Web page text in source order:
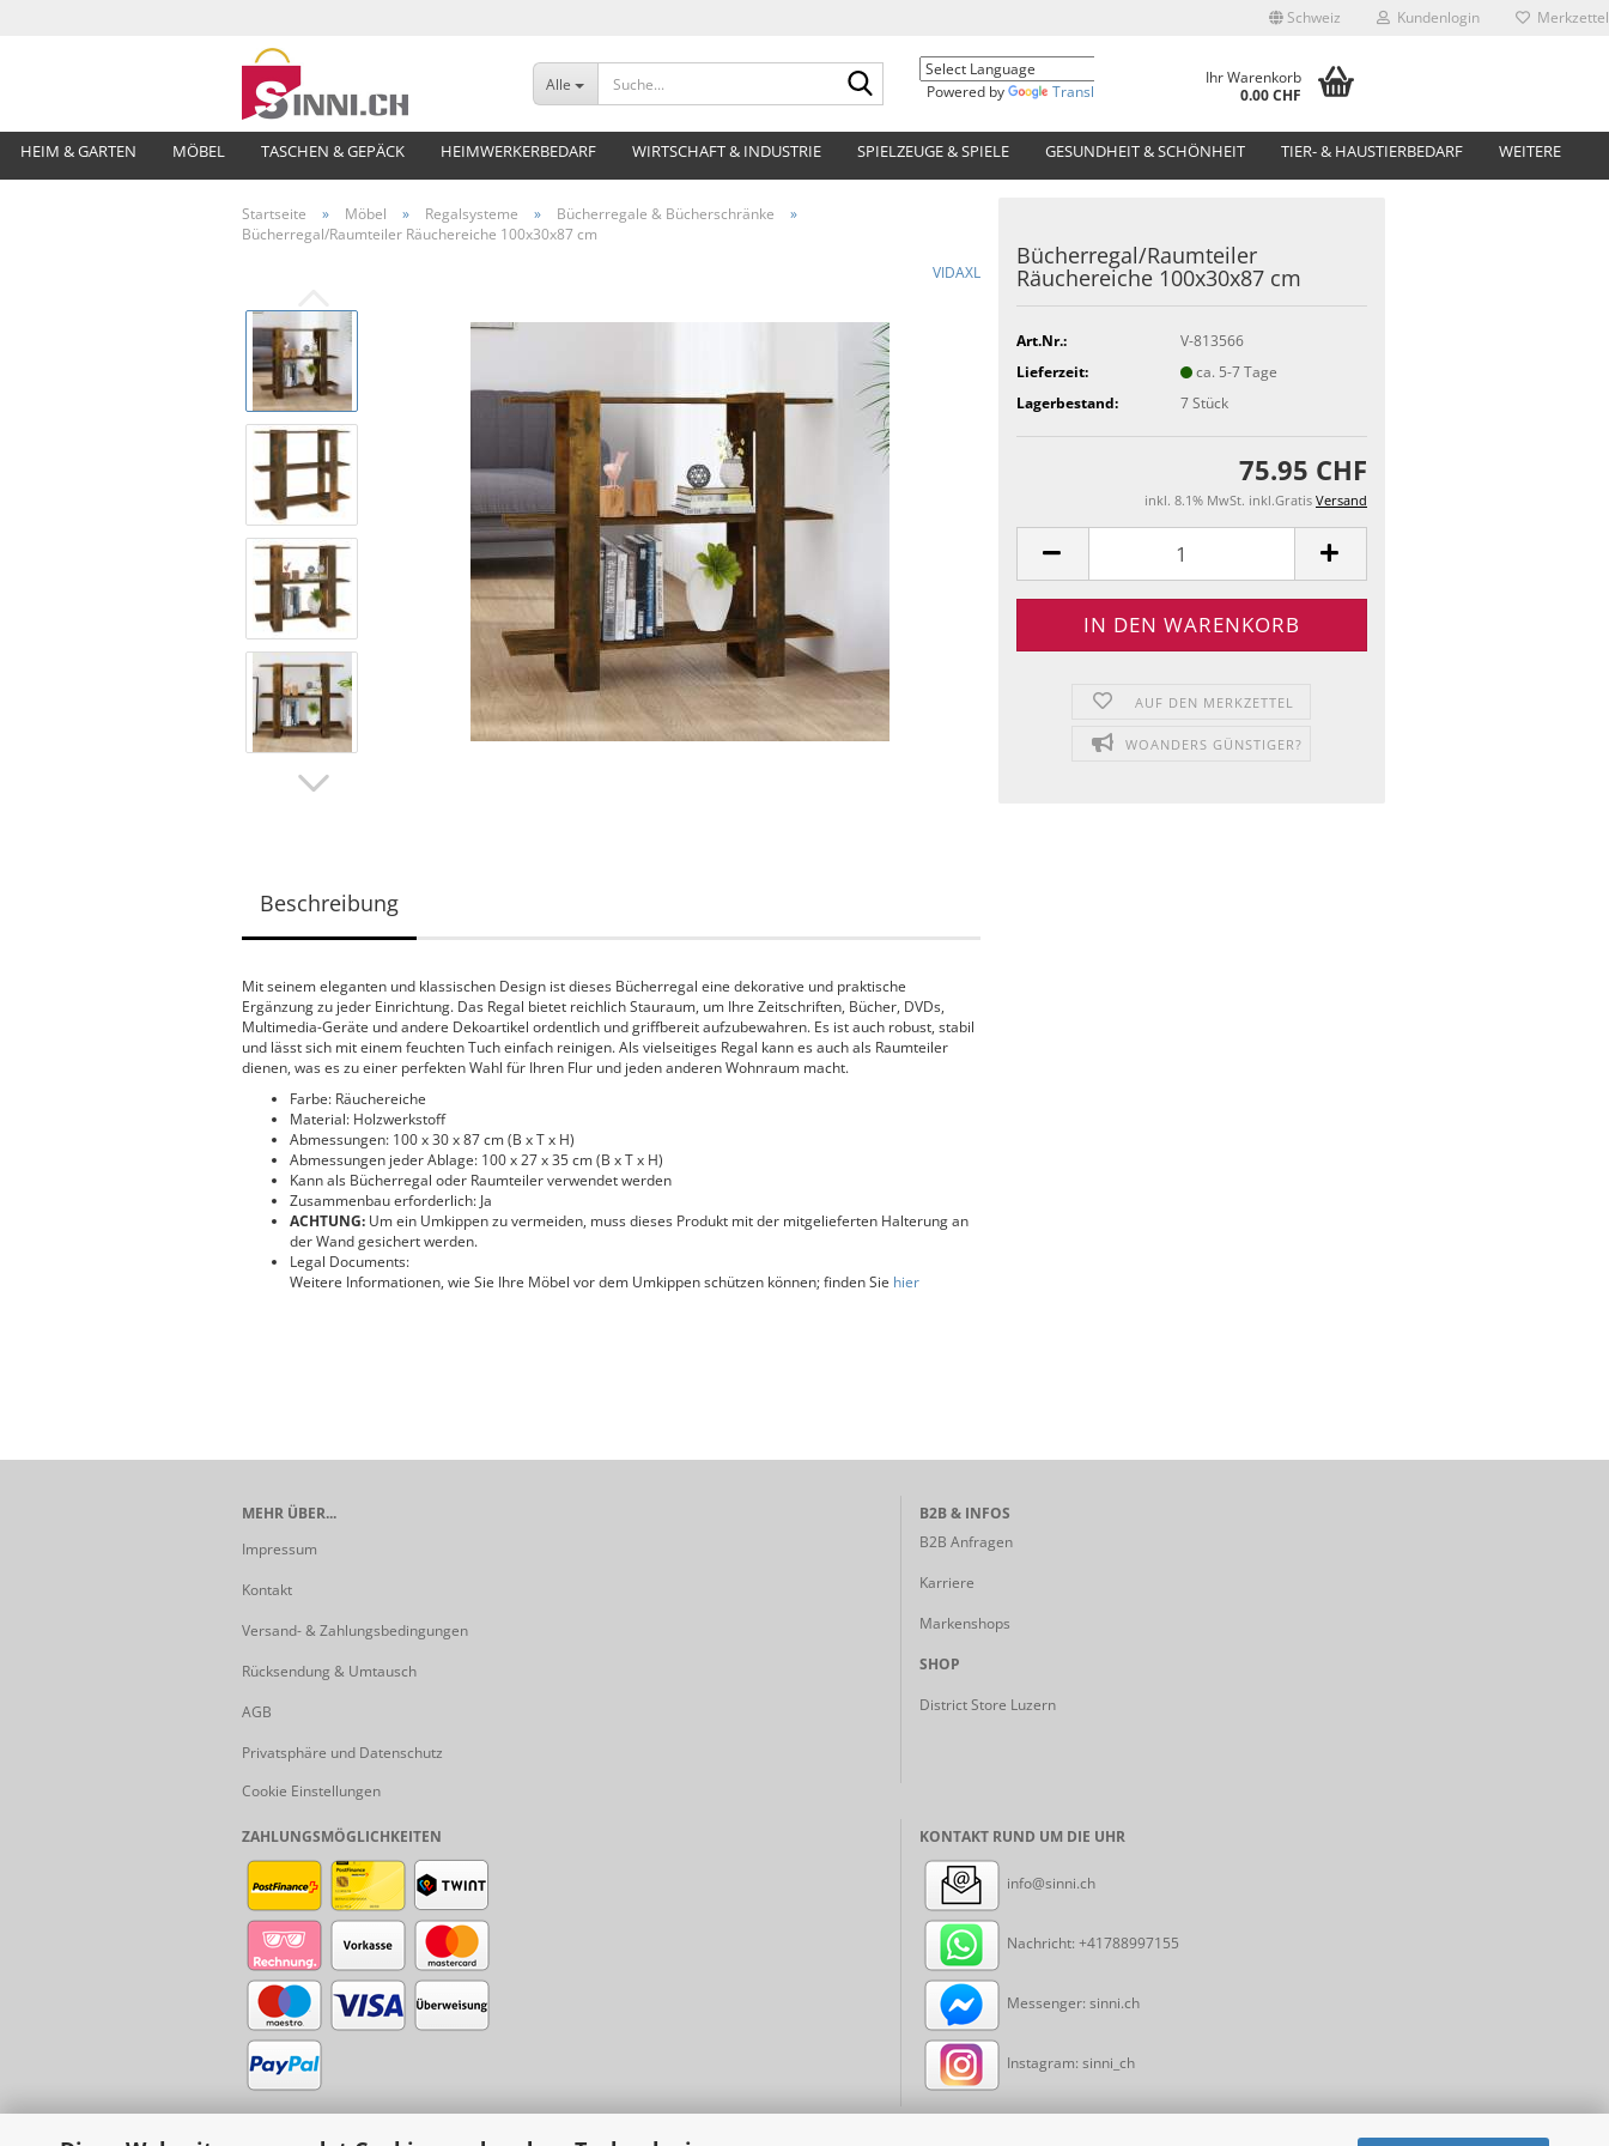
Schweiz Kundenlogin Merkzettel
Alle
Suche...
Powered by
Translate
Ihr Warenkorb
0.00 CHF
HEIM & GARTEN MÖBEL TASCHEN & GEPÄCK HEIMWERKERBEDARF WIRTSCHAFT & INDUSTRIE SPIELZEUGE & SPIELE GESUNDHEIT & SCHÖNHEIT TIER- & HAUSTIERBEDARF WEITERE
Startseite » Möbel » Regalsysteme » Bücherregale & Bücherschränke
»
Bücherregal/Raumteiler Räuchereiche 100x30x87 cm
VIDAXL
Bücherregal/Raumteiler
Räuchereiche 100x30x87 cm
Art.Nr.:
V-813566
Lieferzeit:
ca. 5-7 Tage
Lagerbestand:
7Stück
75.95 CHF
inkl. 8.1% MwSt. inkl.Gratis Versand
AUF DEN MERKZETTEL
WOANDERS GÜNSTIGER?
Beschreibung
Mit seinem eleganten und klassischen Design ist dieses Bücherregal eine dekorative und praktische
Ergänzung zu jeder Einrichtung. Das Regal bietet reichlich Stauraum, um Ihre Zeitschriften, Bücher, DVDs,
Multimedia-Geräte und andere Dekoartikel ordentlich und griffbereit aufzubewahren. Es ist auch robust, stabil
und lässt sich mit einem feuchten Tuch einfach reinigen. Als vielseitiges Regal kann es auch als Raumteiler
dienen, was es zu einer perfekten Wahl für Ihren Flur und jeden anderen Wohnraum macht.
Farbe: Räuchereiche
Material: Holzwerkstoff
Abmessungen: 100 x 30 x 87 cm (B x T x H)
Abmessungen jeder Ablage: 100 x 27 x 35 cm (B x T x H)
Kann als Bücherregal oder Raumteiler verwendet werden
Zusammenbau erforderlich: Ja
ACHTUNG: Um ein Umkippen zu vermeiden, muss dieses Produkt mit der mitgelieferten Halterung an
der Wand gesichert werden.
Legal Documents:
Weitere Informationen, wie Sie Ihre Möbel vor dem Umkippen schützen können; finden Sie hier
MEHR ÜBER...
Impressum
Kontakt
Versand- & Zahlungsbedingungen
Rücksendung & Umtausch
AGB
Privatsphäre und Datenschutz
Cookie Einstellungen
B2B & INFOS
B2B Anfragen
Karriere
Markenshops
SHOP
District Store Luzern
ZAHLUNGSMÖGLICHKEITEN KONTAKT RUND UM DIE UHR
info@sinni.ch
Nachricht: +41788997155
Messenger: sinni.ch
Instagram: sinni_ch